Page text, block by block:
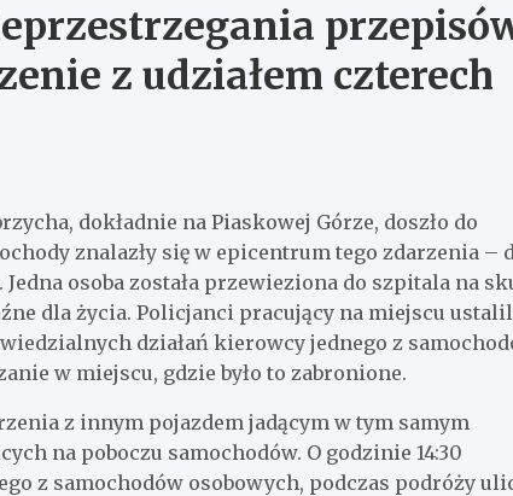
z udziałem czterech
dokładnie na Piaskowej Górze, doszło do
znalazły się w epicentrum tego zdarzenia –
osoba została przewieziona do szpitala na
dla życia. Policjanci pracujący na miejscu
działań kierowcy jednego z
w miejscu, gdzie było to zabronione.
z innym pojazdem jadącym w tym samym
na poboczu samochodów. O godzinie 14:30
z samochodów osobowych, podczas podróży